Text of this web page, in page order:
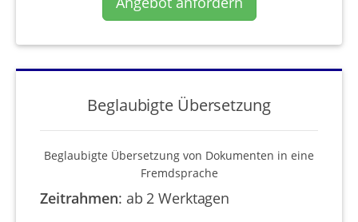
Beglaubigte Übersetzung
Beglaubigte Übersetzung von Dokumenten in eine
Fremdsprache
Zeitrahmen: ab 2 Werktagen